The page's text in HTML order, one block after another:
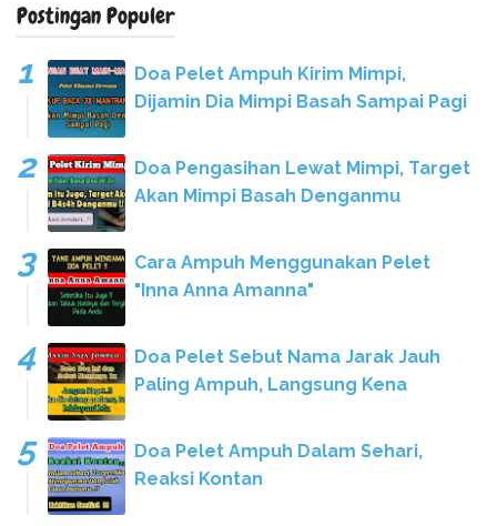
Postingan Populer
Doa Pelet Ampuh Kirim Mimpi,
Dijamin Dia Mimpi Basah Sampai Pagi
Doa Pengasihan Lewat Mimpi, Target
Akan Mimpi Basah Denganmu
Cara Ampuh Menggunakan Pelet
"Inna Anna Amanna"
Doa Pelet Sebut Nama Jarak Jauh
Paling Ampuh, Langsung Kena
Doa Pelet Ampuh Dalam Sehari,
Reaksi Kontan